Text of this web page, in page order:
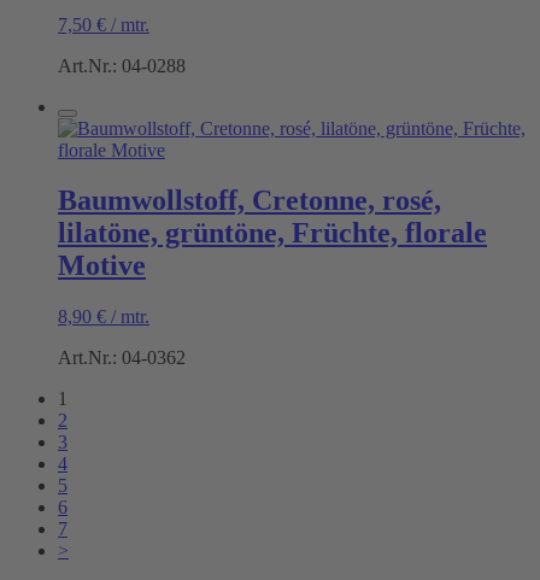
7,50 € / mtr.
Art.Nr.: 04-0288
Baumwollstoff, Cretonne, rosé,
lilatöne, grüntöne, Früchte, florale
Motive
8,90 € / mtr.
Art.Nr.: 04-0362
1
2
3
4
5
6
7
>